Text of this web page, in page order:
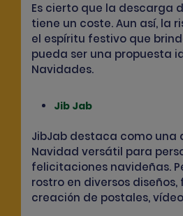
Es cierto que la descarga
tiene un coste. Aun así, la
el espíritu festivo que
pueda ser una propuesta
Navidades.
Jib Jab
JibJab destaca como una
Navidad versátil para
felicitaciones navideñas.
rostro en diversos
creación de postales,